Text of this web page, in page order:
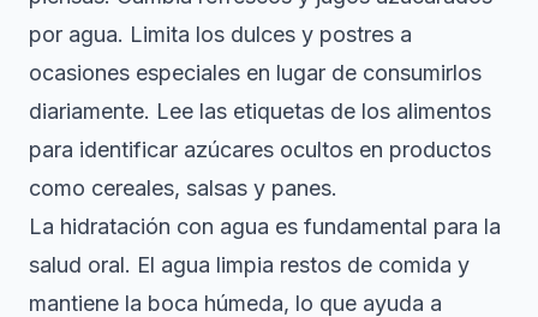
por agua. Limita los dulces y postres a
ocasiones especiales en lugar de consumirlos
diariamente. Lee las etiquetas de los alimentos
para identificar azúcares ocultos en productos
como cereales, salsas y panes.
La hidratación con agua es fundamental para la
salud oral. El agua limpia restos de comida y
mantiene la boca húmeda, lo que ayuda a